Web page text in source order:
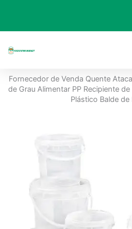
o
Fornecedor de Venda Quente
de Grau Alimentar PP Recipiente
Plástico Balde de